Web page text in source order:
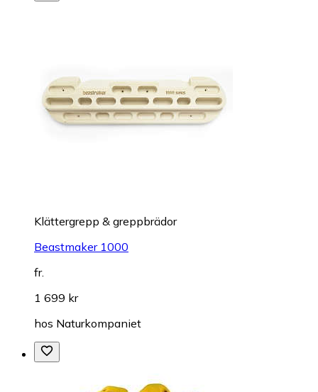
Klättergrepp & greppbrädor
Beastmaker 1000
fr.
1 699 kr
hos Naturkompaniet